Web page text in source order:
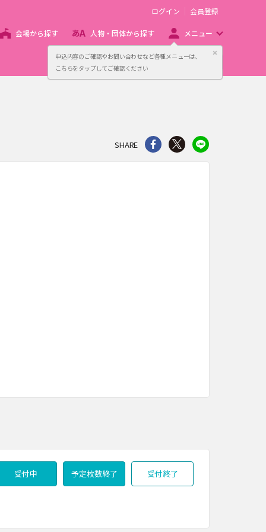
申込内容のご確認やお問い合わせなど各種メニューは、
こちらをタップしてご確認ください
閉じる
ログイン 会員登録
会場から探す 人物・団体から探す メニュー
主催者向け販売サービス
SHARE シェア Twitter
受付中 予定枚数終了 受付終了